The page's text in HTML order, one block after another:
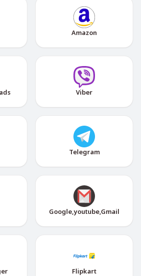
Amazon
Viber
Telegram
Google,youtube,Gmail
Flipkart